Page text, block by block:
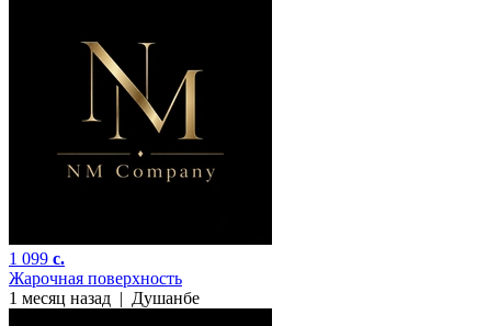
1 099 c.
Жарочная поверхность
1 месяц назад | Душанбе